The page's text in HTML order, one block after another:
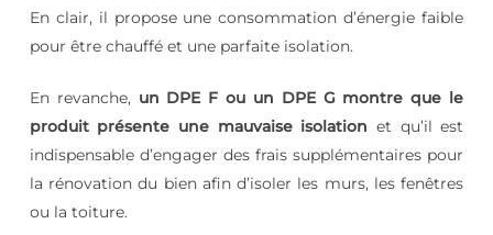
En clair, il propose une consommation d’énergie faible
pour être chauffé et une parfaite isolation.
En revanche, un DPE F ou un DPE G montre que le
produit présente une mauvaise isolation et qu’il est
indispensable d’engager des frais supplémentaires pour
la rénovation du bien afin d’isoler les murs, les fenêtres
ou la toiture.